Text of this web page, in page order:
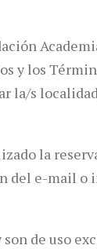
y los
la/s
la
del e-mail o
de uso